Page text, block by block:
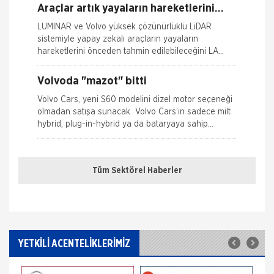
Kasko Hasar Dosyasında İstenilen Bilgiler
Kaza Tespit Tutanağı
Nakliye Hasarı İçin Gerekli Bilgiler
Araçlar artık yayaların hareketlerini
tahmin edebilecek
LUMINAR ve Volvo yüksek çözünürlüklü LiDAR
sistemiyle yapay zekalı araçların yayaların
hareketlerini önceden tahmin edilebileceğini LA
Auto Show
Volvoda "mazot" bitti
Volvo Cars, yeni S60 modelini dizel motor seçeneği
olmadan satışa sunacak Volvo Cars’ın sadece milt
hybrid, plug-in-hybrid ya da bataryaya sahip
elektrkli motor alternatifler
ölmediği araba
İşte sıra dışı bir istatistik: İngiltere'de 2002 yılından
testlerinden 5 yıldız güvenlik derecesi
aldı
Yeni Volvo V60 sedan ve V60 estate, 2018 Euro
NCAP güvenlik testlerinden maksimum beş yıldız
derecesi alarak, Volvo model serisinin beş yıldız
Tüm Sektörel Haberler
YETKİLİ ACENTELİKLERİMİZ